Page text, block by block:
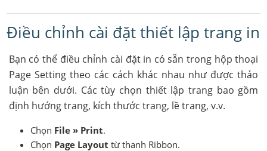
Điều chỉnh cài đặt thiết lập trang in
Bạn có thể điều chỉnh cài đặt in có sẵn trong hộp thoại
Page Setting theo các cách khác nhau như được thảo
luận bên dưới. Các tùy chọn thiết lập trang bao gồm
định hướng trang, kích thước trang, lề trang, v.v.
Chọn File » Print.
Chọn Page Layout từ thanh Ribbon.